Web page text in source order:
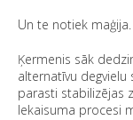
Un te notiek maģija.
Ķermenis sāk
alternatīvu
parasti stabilizējas
Iekaisuma procesi